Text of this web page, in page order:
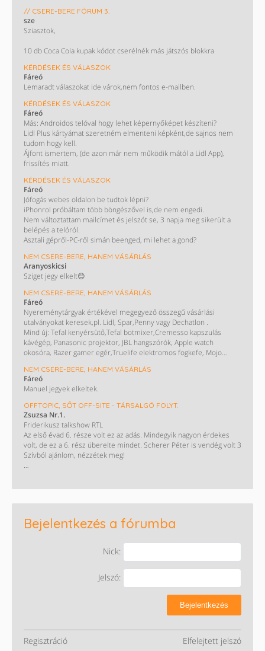
Spar – Sprite (1 párizsi utazás)
SZERDA (08,12)
Kometa grill 13/11 (100 grillmatrac)
Spar – Sodaco 17/14 (1 vízforraló, 2 botmixer, 2 fritőz, 1 Popcorn
készítő)
Dolce Gusto® 2026.2. 16/14 (1 kávéélménycsomag)
Red Bull – OMV 9/6 (1 Szuper Formula Készlet, 1 hátizsák, 1 kulacs)
MOL 10/4 (7 x 50 00)
Auchan - iskolakezdés 5/2 (1x100.000; 5x50.000; 2+3 Legó)
BIC, Tipp-Ex - Auchan 4/1 (1 x 50.000)
Martini – Auchan 4/4 (1 sportkamera)
PÉNTEK (08,14)
Martini – Auchan (utazás Palermoba)
Magnum – MOL Move 13/9-10 (6 BPP utalvány)
Cinema City (PUMA autó, 1 x 1 millió, 1 ajándékcsomag)
Lidl – xixo (1 x 300.000)
Tesco – Hell (1 wellness-hétvége)
Fanta, Kinley, Sprite – Reál, Coop, CBA, Príma, Privát 8/6 (1 iPhone)
// CSERE-BERE FÓRUM 3.
sze
Sziasztok,
10 db Coca Cola kupak kódot cserélnék más játszós blokkra
KÉRDÉSEK ÉS VÁLASZOK
Fáreó
Lemaradt válaszokat ide várok,nem fontos e-mailben.
KÉRDÉSEK ÉS VÁLASZOK
Fáreó
Más: Androidos telóval hogy lehet képernyőképet készíteni?
Lidl Plus kártyámat szeretném elmenteni képként,de sajnos nem
tudom hogy kell.
Ájfont ismertem, (de azon már nem működik mától a Lidl App),
frissítés miatt.
KÉRDÉSEK ÉS VÁLASZOK
Fáreó
Jófogás webes oldalon be tudtok lépni?
iPhonrol próbáltam több böngészővel is,de nem engedi.
Nem változtattam mailcímet és jelszót se, 3 napja meg sikerült a
belépés a telóról.
Asztali gépről-PC-ről simán beenged, mi lehet a gond?
NEM CSERE-BERE, HANEM VÁSÁRLÁS
Aranyoskicsi
Sziget jegy elkelt😊
NEM CSERE-BERE, HANEM VÁSÁRLÁS
Fáreó
Nyereménytárgyak értékével megegyező összegű vásárlási
utalványokat keresek,pl. Lidl, Spar,Penny vagy Dechatlon .
Mind új: Tefal kenyérsütő,Tefal botmixer,Cremesso kapszulás
kávégép, Panasonic projektor, JBL hangszórók, Apple watch
okosóra, Razer gamer egér,Truelife elektromos fogkefe, Mojo
termosz,Kodak printomatic fényképező,pólók ,pulóverek,baseball
sapkák,hátizsákok,tornazsákok,Kinder pinyáta,társasok,Kilimandjaro
nagy túrahátizsák,túra bot,stb. És egy 35000Ft-os H&M kártya.
Vásárlási utira-kártyákra cserélem vagy kp.
NEM CSERE-BERE, HANEM VÁSÁRLÁS
Fáreó
Manuel jegyek elkeltek.
OFFTOPIC, SŐT OFF-SITE - TÁRSALGÓ FOLYT.
Zsuzsa Nr.1.
Friderikusz talkshow RTL
Az első évad 6. része volt ez az adás. Mindegyik nagyon érdekes
volt, de ez a 6. rész überelte mindet. Scherer Péter is vendég volt 3
Szívból ajánlom, nézzétek meg!
Bejelentkezés a fórumba
Nick:
Jelszó:
Bejelentkezés
Regisztráció Elfelejtett jelszó